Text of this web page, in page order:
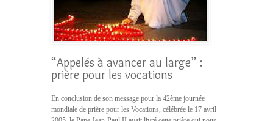
“Appelés à avancer au large” :
prière pour les vocations
En conclusion de son message pour la 42ème journée
mondiale de prière pour les Vocations, célébrée le 17 avril